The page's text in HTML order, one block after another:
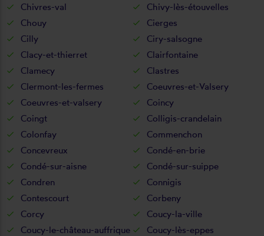
Chivres-val
Chivy-lès-étouvelles
Chouy
Cierges
Cilly
Ciry-salsogne
Clacy-et-thierret
Clairfontaine
Clamecy
Clastres
Clermont-les-fermes
Coeuvres-et-Valsery
Coeuvres-et-valsery
Coincy
Coingt
Colligis-crandelain
Colonfay
Commenchon
Concevreux
Condé-en-brie
Condé-sur-aisne
Condé-sur-suippe
Condren
Connigis
Contescourt
Corbeny
Corcy
Coucy-la-ville
Coucy-le-château-auffrique
Coucy-lès-eppes